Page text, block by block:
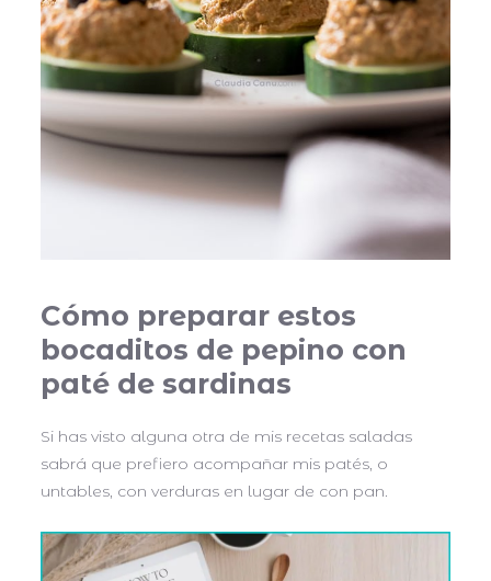
Cómo preparar estos
bocaditos de pepino con
paté de sardinas
Si has visto alguna otra de mis recetas saladas
sabrá que prefiero acompañar mis patés, o
untables, con verduras en lugar de con pan.